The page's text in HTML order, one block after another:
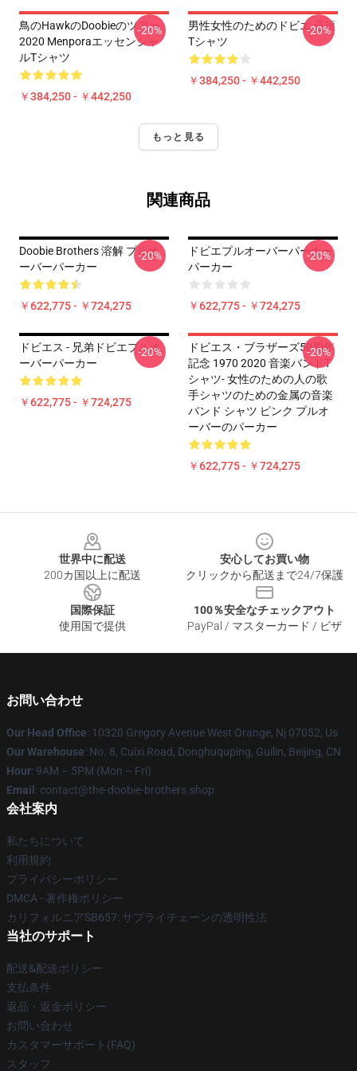
鳥のhawkのdoobieのツアー
2020 Menporaエッセンシャ
ルTシャツ
￥384,250 - ￥442,250
-20%
男性女性のためのドビエ 必須
Tシャツ
￥384,250 - ￥442,250
-20%
もっと見る
関連商品
Doobie Brothers 溶解 プルオ
ーバーパーカー
￥622,775 - ￥724,275
-20%
ドビエプルオーバーパーカー
パーカー
￥622,775 - ￥724,275
-20%
ドビエス - 兄弟ドビエプルオ
ーバーパーカー
￥622,775 - ￥724,275
-20%
ドビエス・ブラザーズ50周年
記念 1970 2020 音楽バンドT
シャツ- 女性のための人の歌
手シャツのための金属の音楽
バンド シャツ ピンク プルオ
ーバーのパーカー
￥622,775 - ￥724,275
-20%
世界中に配送
200カ国以上に配送
安心してお買い物
クリックから配送まで24/7保護
国際保証
使用国で提供
100％安全なチェックアウト
PayPal / マスターカード / ビザ
お問い合わせ
Our Head Office: 10320 Gregory Avenue West Orange, Nj 07052, Us
Our Warehouse: No. 8, Cuixi Road, Donghuquping, Guilin, Beijing, CN
Hour: 9AM – 5PM (Mon – Fri)
Email : contact@the-doobie-brothers.shop
会社案内
私たちについて
利用規約
プライバシーポリシー
DMCA - 著作権ポリシー
カリフォルニアSB657: サプライチェーンの透明性法
当社のサポート
配送&配送ポリシー
支払条件
返品・返金ポリシー
お問い合わせ
カスタマーサポート(FAQ)
スタッフ